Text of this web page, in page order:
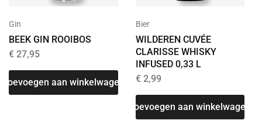
Gin
BEEK GIN ROOIBOS
€ 27,95
Toevoegen aan winkelwagen
Bier
WILDEREN CUVÉE
CLARISSE WHISKY
INFUSED 0,33 L
€2,99
Toevoegen aan winkelwagen